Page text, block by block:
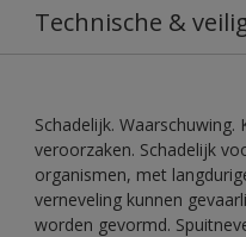
Technische &
Schadelijk. Waarschuwing.
veroorzaken. Schadelijk
organismen, met
verneveling kunnen
worden gevormd.